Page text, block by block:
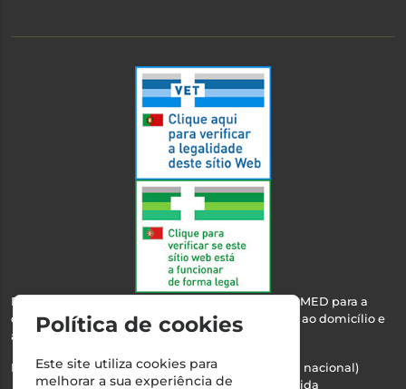
Esta farmácia encontra-se autorizada pelo INFARMED para a
dispensa de medicamentos e produtos de saúde ao domicílio e
através da internet.
Nº Infarmed: 21 798 7100 (chamada para rede fixa nacional)
Direção Técnica:Maria Teresa Almeida
Política de cookies
Este site utiliza cookies para
melhorar a sua experiência de